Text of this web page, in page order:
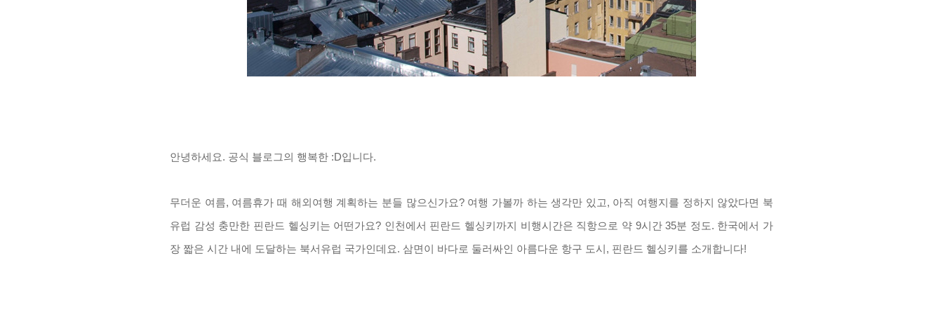
안녕하세요. 공식 블로그의 행복한 :D입니다.
무더운 여름, 여름휴가 때 해외여행 계획하는 분들 많으신가요? 여행 가볼까 하는 생각만 있고, 아직 여행지를 정하지 않았다면 북
유럽 감성 충만한 핀란드 헬싱키는 어떤가요? 인천에서 핀란드 헬싱키까지 비행시간은 직항으로 약 9시간35분 정도. 한국에서 가
장 짧은 시간 내에 도달하는 북서유럽 국가인데요. 삼면이 바다로 둘러싸인 아름다운 항구 도시 , 핀란드 헬싱키를 소개합니다!